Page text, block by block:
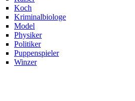
Koch
Kriminalbiologe
Model
Physiker
Politiker
Puppenspieler
Winzer